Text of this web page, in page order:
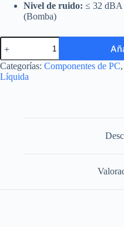
Nivel de ruido: ≤ 32 dBA
(Bomba)
Refrigeración
Líquida
GameMax
Iceburg
120
120mm
Categorías: Componentes de PC,
Líquida